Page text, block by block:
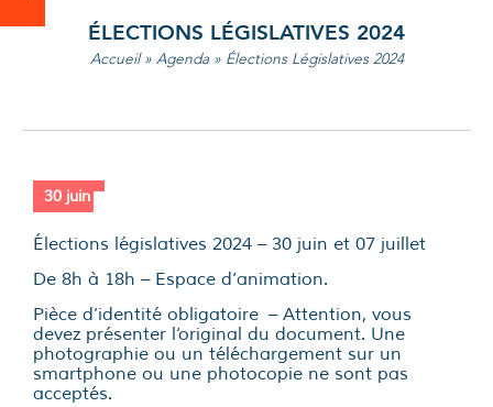
ÉLECTIONS LÉGISLATIVES 2024
Accueil» Agenda» Élections Législatives 2024
30 juin
Élections législatives 2024 – 30 juin et 07 juillet
De 8h à 18h – Espace d’animation.
Pièce d’identité obligatoire – Attention, vous
devez présenter l’original du document. Une
photographie ou un téléchargement sur un
smartphone ou une photocopie ne sont pas
acceptés.